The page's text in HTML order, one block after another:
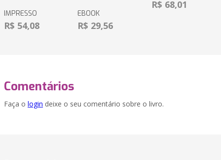
IMPRESSO
R$ 54,08
EBOOK
R$ 29,56
R$ 68,01
Comentários
Faça o login deixe o seu comentário sobre o livro.